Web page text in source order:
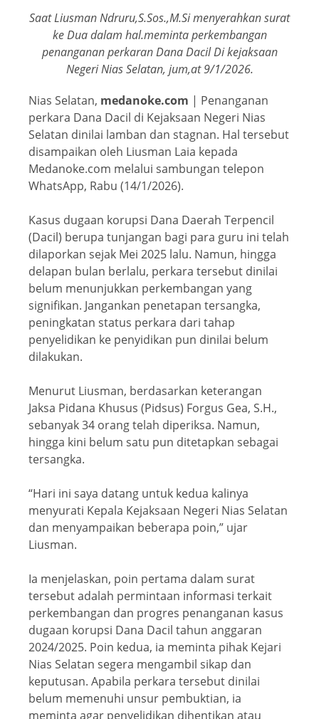
Saat Liusman Ndruru,S.Sos.,M.Si menyerahkan surat
ke Dua dalam hal.meminta perkembangan
penanganan perkaran Dana Dacil Di kejaksaan
Negeri Nias Selatan, jum,at 9/1/2026.
Nias Selatan, medanoke.com | Penanganan
perkara Dana Dacil di Kejaksaan Negeri Nias
Selatan dinilai lamban dan stagnan. Hal tersebut
disampaikan oleh Liusman Laia kepada
Medanoke.com melalui sambungan telepon
WhatsApp, Rabu (14/1/2026).
Kasus dugaan korupsi Dana Daerah Terpencil
(Dacil) berupa tunjangan bagi para guru ini telah
dilaporkan sejak Mei 2025 lalu. Namun, hingga
delapan bulan berlalu, perkara tersebut dinilai
belum menunjukkan perkembangan yang
signifikan. Jangankan penetapan tersangka,
peningkatan status perkara dari tahap
penyelidikan ke penyidikan pun dinilai belum
dilakukan.
Menurut Liusman, berdasarkan keterangan
Jaksa Pidana Khusus (Pidsus) Forgus Gea, S.H.,
sebanyak 34 orang telah diperiksa. Namun,
hingga kini belum satu pun ditetapkan sebagai
tersangka.
“Hari ini saya datang untuk kedua kalinya
menyurati Kepala Kejaksaan Negeri Nias Selatan
dan menyampaikan beberapa poin,” ujar
Liusman.
Ia menjelaskan, poin pertama dalam surat
tersebut adalah permintaan informasi terkait
perkembangan dan progres penanganan kasus
dugaan korupsi Dana Dacil tahun anggaran
2024/2025. Poin kedua, ia meminta pihak Kejari
Nias Selatan segera mengambil sikap dan
keputusan. Apabila perkara tersebut dinilai
belum memenuhi unsur pembuktian, ia
meminta agar penyelidikan dihentikan atau